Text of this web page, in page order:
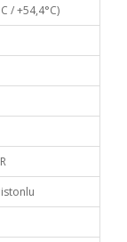
/ +54,4°C)